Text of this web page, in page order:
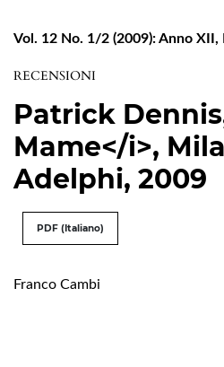
Vol. 12 No. 1/2 (2009): Anno
RECENSIONI
Patrick
Mame</i>,
Adelphi, 2009
PDF (Italiano)
Franco Cambi